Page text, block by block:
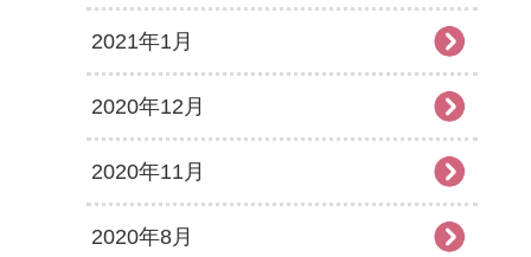
2021年1月
2020年12月
2020年11月
2020年8月